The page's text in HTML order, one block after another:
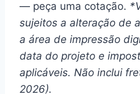
— peça uma cotação.
sujeitos a alteração de
a área de impressão
data do projeto e
aplicáveis. Não inclui
2026).